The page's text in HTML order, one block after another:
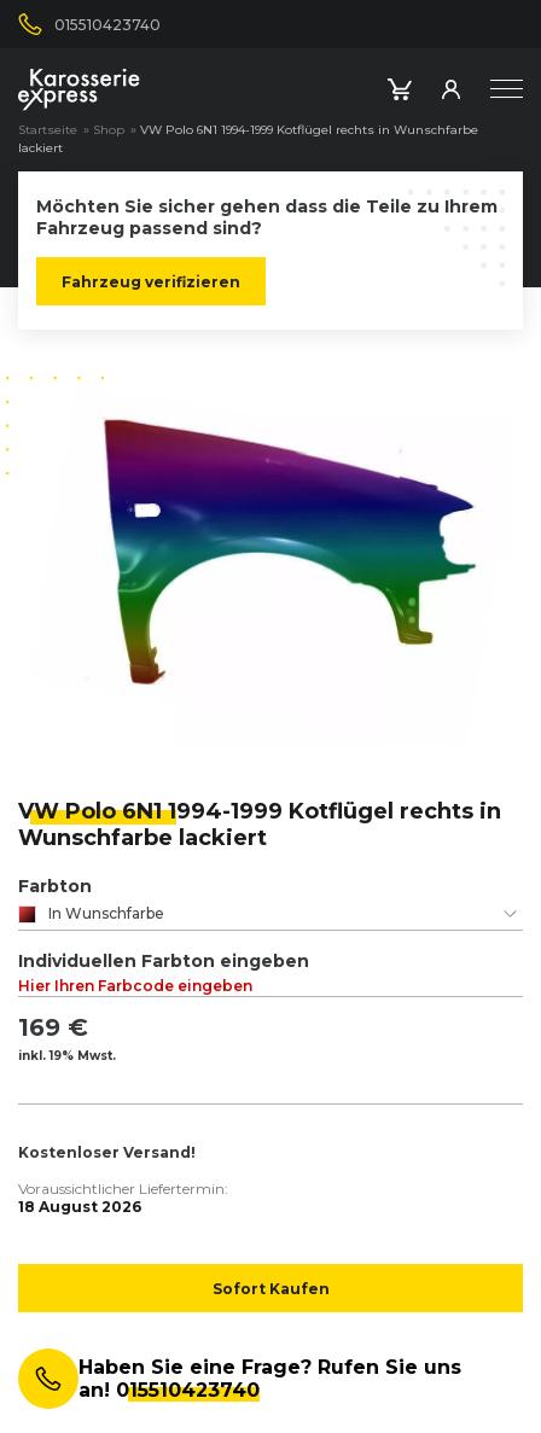
015510423740
Startseite » Shop » VW Polo 6N1 1994-1999 Kotflügel rechts in Wunschfarbe
lackiert
Möchten Sie sicher gehen dass die Teile zu Ihrem
Fahrzeug passend sind?
Fahrzeug verifizieren
VW Polo 6N1 1994-1999 Kotflügel rechts in
Wunschfarbe lackiert
Farbton
In Wunschfarbe
Individuellen Farbton eingeben
Hier Ihren Farbcode eingeben
169 €
inkl. 19% Mwst.
Kostenloser Versand!
Voraussichtlicher Liefertermin:
18 August 2026
Sofort Kaufen
Haben Sie eine Frage? Rufen Sie uns
an! 015510423740